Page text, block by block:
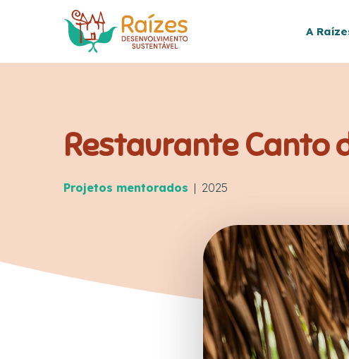
content
A
Restaurante Canto
Projetos mentorados | 2025